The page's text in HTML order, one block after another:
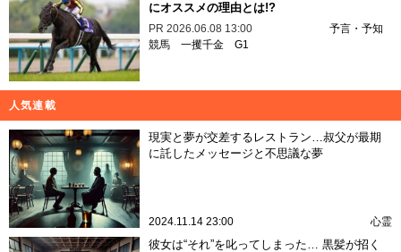
にオススメの理由とは!?
PR 2026.06.08 13:00
予言・予知
競馬 一攫千金 G1
人気連載
現実と夢が交差するレストラン…叔父が最期
に託したメッセージと不思議な夢
2024.11.14 23:00 心霊
彼女は“それ”を叱ってしまった… 黒髪が招く